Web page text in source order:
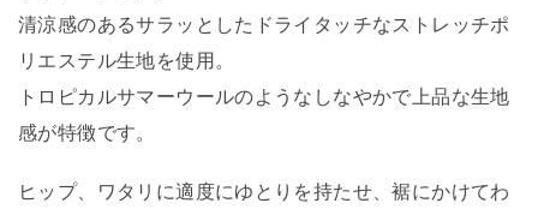
清涼感のあるサラッとしたドライタッチなストレッチポ
リエステル生地を使用。
トロピカルサマーウールのようなしなやかで上品な生地
感が特徴です。
ヒップ、ワタリに適度にゆとりを持たせ、裾にかけてわ